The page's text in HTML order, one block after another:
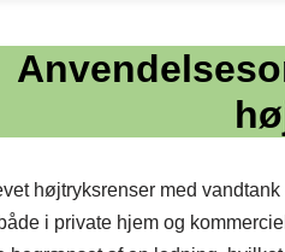
højtryksrenser med
i private hjem og